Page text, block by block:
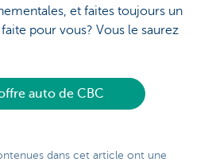
et faites toujours un
pour vous? Vous le saurez
auto de CBC
dans cet article ont une